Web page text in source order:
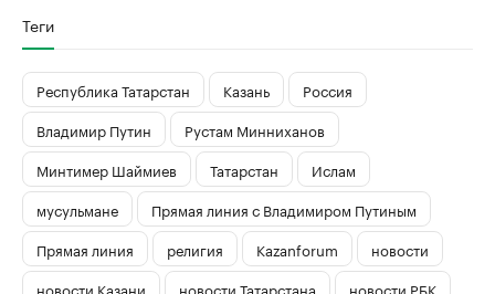
Теги
Республика Татарстан Казань
Россия
Владимир Путин
Рустам Минниханов
Минтимер Шаймиев
Татарстан
Ислам
мусульмане
Прямая линия с Владимиром Путиным
Прямая линия
религия Kazanforum
новости
новости Казани
новости Татарстана
новости РБК